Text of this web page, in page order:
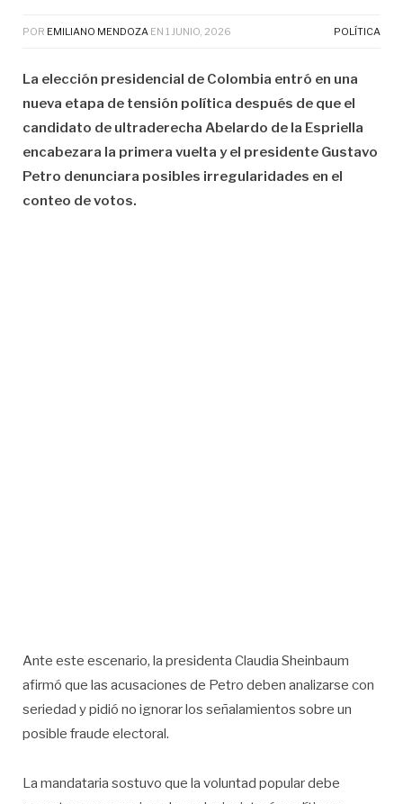
POR EMILIANO MENDOZA EN 1 JUNIO, 2026 POLÍTICA
La elección presidencial de Colombia entró en una
nueva etapa de tensión política después de que el
candidato de ultraderecha Abelardo de la Espriella
encabezara la primera vuelta y el presidente Gustavo
Petro denunciara posibles irregularidades en el
conteo de votos.
Ante este escenario, la presidenta Claudia Sheinbaum
afirmó que las acusaciones de Petro deben analizarse con
seriedad y pidió no ignorar los señalamientos sobre un
posible fraude electoral.
La mandataria sostuvo que la voluntad popular debe